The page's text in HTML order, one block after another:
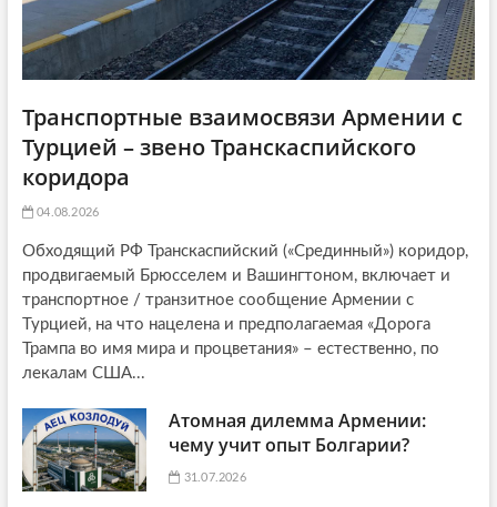
Транспортные взаимосвязи Армении с
Турцией – звено Транскаспийского
коридора
04.08.2026
Обходящий РФ Транскаспийский («Срединный») коридор,
продвигаемый Брюсселем и Вашингтоном, включает и
транспортное / транзитное сообщение Армении с
Турцией, на что нацелена и предполагаемая «Дорога
Трампа во имя мира и процветания» – естественно, по
лекалам США...
Атомная дилемма Армении:
чему учит опыт Болгарии?
31.07.2026